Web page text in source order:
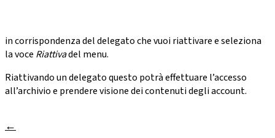
in corrispondenza del delegato che vuoi riattivare e seleziona
la voce Riattivadel menu.
Riattivando un delegato questo potrà effettuare l’accesso
all’archivio e prendere visione dei contenuti degli account.